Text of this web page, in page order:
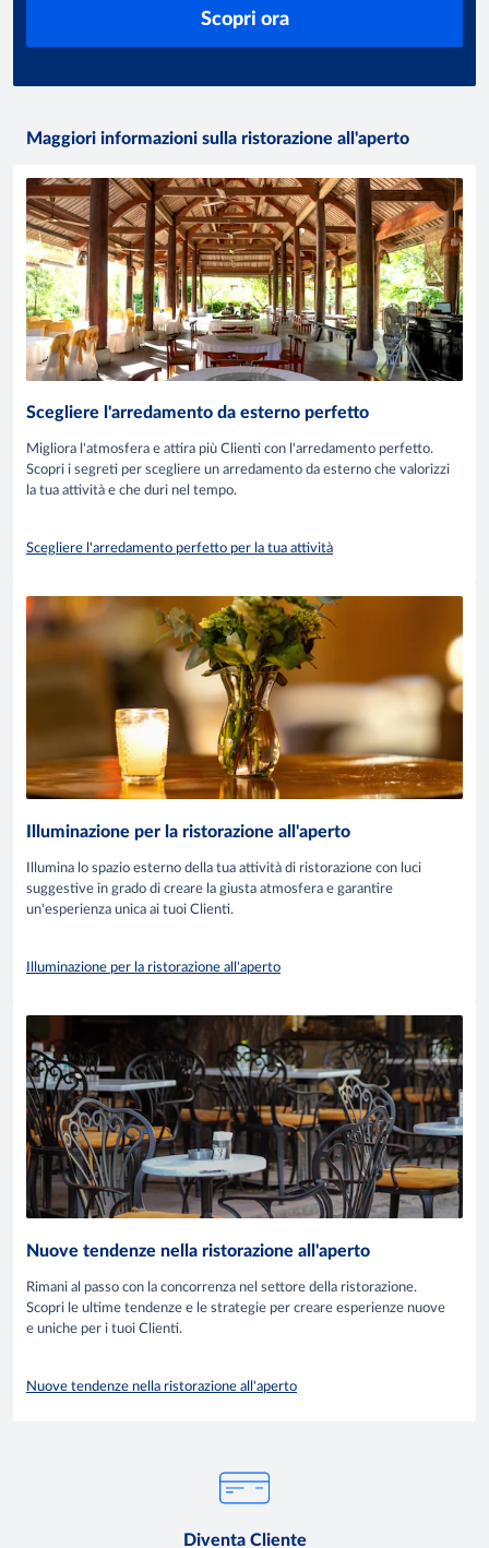
Scopri ora
Maggiori informazioni sulla ristorazione all'aperto
Scegliere l'arredamento da esterno perfetto
Migliora l'atmosfera e attira più Clienti con l'arredamento perfetto.
Scopri i segreti per scegliere un arredamento da esterno che valorizzi
la tua attività e che duri nel tempo.
Scegliere l'arredamento perfetto per la tua attività
Illuminazione per la ristorazione all'aperto
Illumina lo spazio esterno della tua attività di ristorazione con luci
suggestive in grado di creare la giusta atmosfera e garantire
un'esperienza unica ai tuoi Clienti.
Illuminazione per la ristorazione all'aperto
Nuove tendenze nella ristorazione all'aperto
Rimani al passo con la concorrenza nel settore della ristorazione.
Scopri le ultime tendenze e le strategie per creare esperienze nuove
e uniche per i tuoi Clienti.
Nuove tendenze nella ristorazione all'aperto
Diventa Cliente